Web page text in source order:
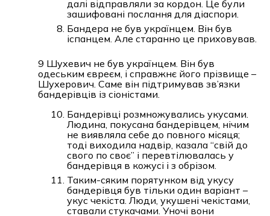
далі відправляли за кордон. Це були
зашифовані послання для діаспори.
Бандера не був українцем. Він був
іспанцем. Але старанно це приховував.
9 Шухевич не був українцем. Він був
одеським євреєм, і справжнє його прізвище –
Шухерович. Саме він підтримував зв’язки
бандерівців із сіоністами.
Бандерівці розмножувались укусами.
Людина, покусана бандерівцем, нічим
не виявляла себе до повного місяця;
тоді виходила надвір, казала “свій до
свого по своє” і перевтілювалась у
бандерівця в кожусі і з обрізом.
Таким-сяким порятунком від укусу
бандерівця був тільки один варіант –
укус чекіста. Люди, укушені чекістами,
ставали стукачами. Уночі вони